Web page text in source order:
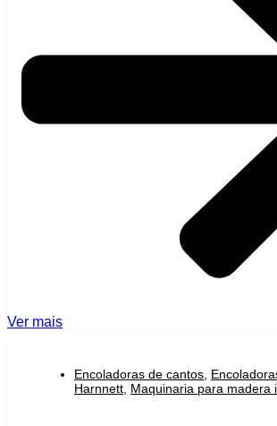
Ver mais
Encoladoras de cantos
Harnnett Maquinaria para madera